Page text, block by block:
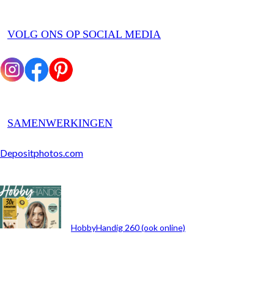
VOLG ONS OP SOCIAL MEDIA
SAMENWERKINGEN
Depositphotos.com
ARCHIEF
HobbyHandig 260 (ook online)